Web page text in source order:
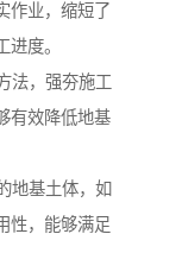
作业，缩短了
度。
法，强夯施工
有效降低地基
地基土体，如
性，能够满足